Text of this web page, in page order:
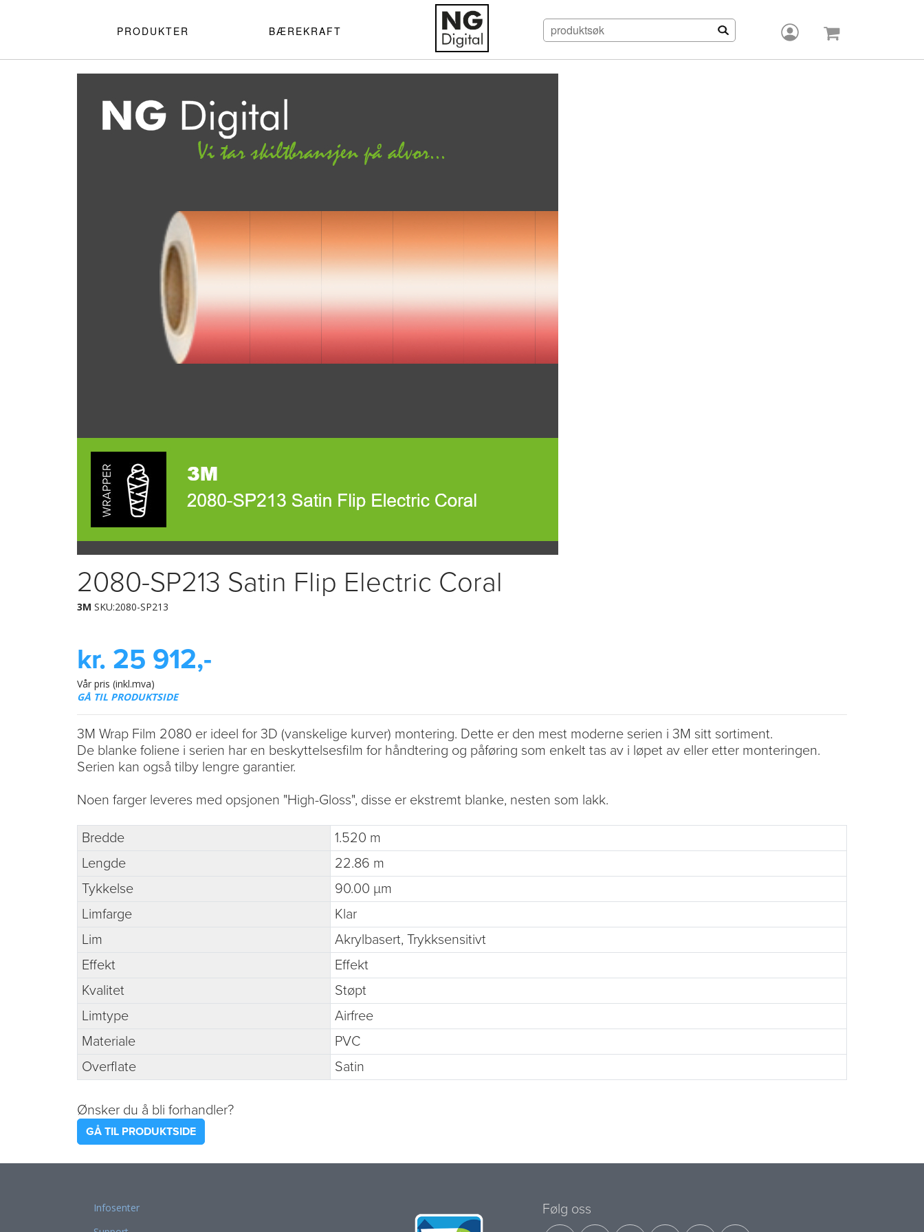
PRODUKTER BÆREKRAFT
2080-SP213 Satin Flip Electric Coral
3M SKU:2080-SP213
kr. 25 912,-
Vår pris (inkl.mva)
GÅ TIL PRODUKTSIDE
3M Wrap Film 2080 er ideel for 3D (vanskelige kurver) montering. Dette er den mest moderne serien i 3M sitt sortiment.
De blanke foliene i serien har en beskyttelsesfilm for håndtering og påføring som enkelt tas av i løpet av eller etter monteringen.
Serien kan også tilby lengre garantier.
Noen farger leveres med opsjonen "High-Gloss", disse er ekstremt blanke, nesten som lakk.
Bredde
1.520 m
Lengde
22.86 m
Tykkelse
90.00 µm
Limfarge
Klar
Lim
Akrylbasert, Trykksensitivt
Effekt
Effekt
Kvalitet
Støpt
Limtype
Airfree
Materiale
PVC
Overflate
Satin
Ønsker du å bli forhandler?
GÅ TIL PRODUKTSIDE
Infosenter
Følg oss